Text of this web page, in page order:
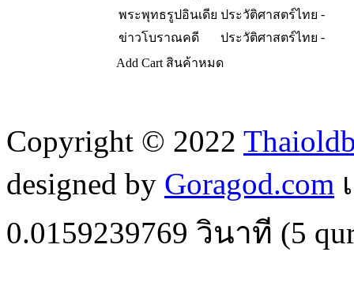
พระพุทธรูปอินเดีย ประวัติศาสตร์ไทย -
ข่าวโบราณคดี
ประวัติศาสตร์ไทย -
Add Cart สินค้าหมด
Copyright © 2022
designed by Goragod.com
0.0159239769 วินาที (5